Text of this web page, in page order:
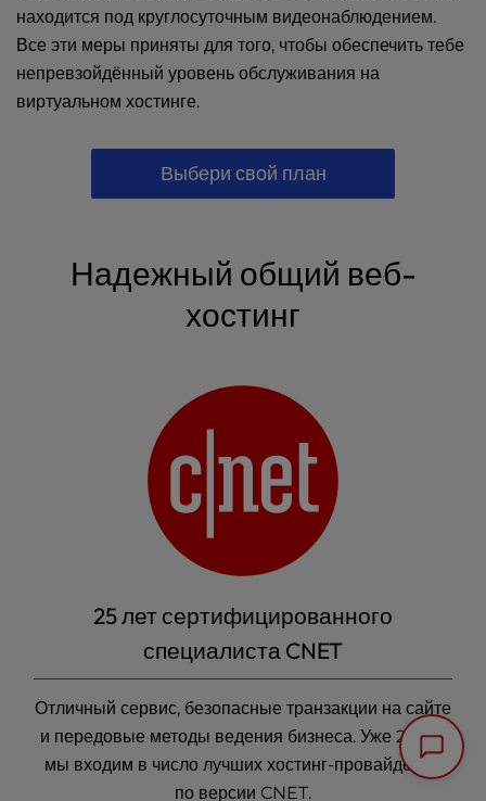
находится под круглосуточным видеонаблюдением.
Все эти меры приняты для того, чтобы обеспечить тебе
непревзойдённый уровень обслуживания на
виртуальном хостинге.
Выбери свой план
Надежный общий веб-
хостинг
25 лет сертифицированного
специалиста CNET
Отличный сервис, безопасные транзакции на сайте
и передовые методы ведения бизнеса. Уже 25 лет
мы входим в число лучших хостинг-провайдеров
по версии CNET.